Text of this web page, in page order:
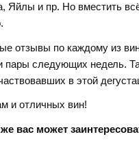
Яйлы и пр. Но вместить
отзывы по каждому из
пары следующих недель.
в этой
и отличных вин!
вас может